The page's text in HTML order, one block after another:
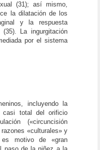
(31); así mismo,
la dilatación de los
y la respuesta
La ingurgitación
por el sistema
incluyendo la
casi total del orificio
(«circuncisión
«culturales» y
es motivo de «gran